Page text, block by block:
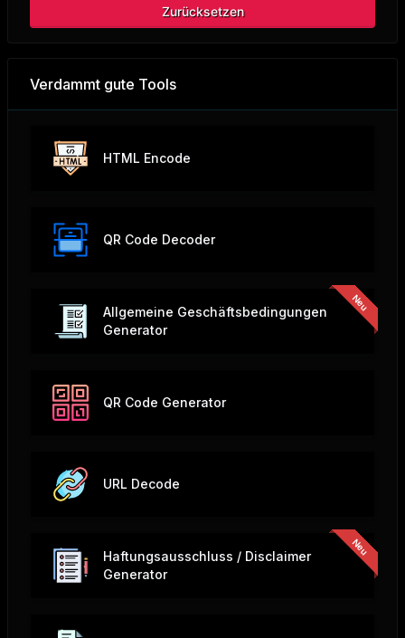
Zurücksetzen
Verdammt gute Tools
HTML Encode
QR Code Decoder
Allgemeine Geschäftsbedingungen
Generator
QR Code Generator
URL Decode
Haftungsausschluss / Disclaimer
Generator